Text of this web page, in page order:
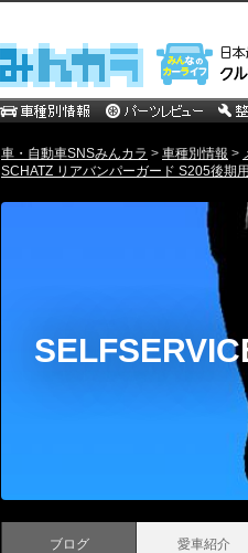
車・自動車SNSみんカラ > 車種別情報 >
SCHATZ リアバンパーガード S205後期
ブログ 愛車紹介